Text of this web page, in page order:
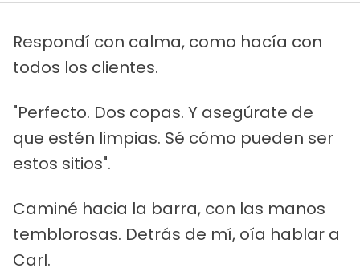
Respondí con calma, como hacía con
todos los clientes.
"Perfecto. Dos copas. Y asegúrate de
que estén limpias. Sé cómo pueden ser
estos sitios".
Caminé hacia la barra, con las manos
temblorosas. Detrás de mí, oía hablar a
Carl.